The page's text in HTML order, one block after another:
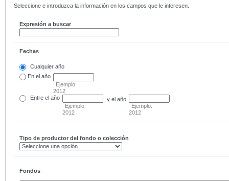
Seleccione e introduzca la información en los campos que le interesen.
Expresión a buscar
Fechas
Cualquier año
En el año
Ejemplo:
2012
Entre el año
Ejemplo:
2012
y el año
Ejemplo:
2012
Tipo de productor del fondo o colección
Fondos